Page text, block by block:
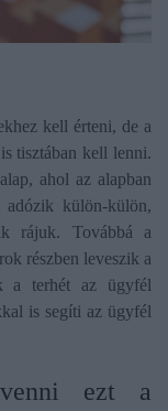
kell érteni, de a
tisztában kell lenni.
ahol az alapban
adózik külön-külön,
rájuk. Továbbá a
részben leveszik a
a terhét az ügyfél
is segíti az ügyfél
ezt a